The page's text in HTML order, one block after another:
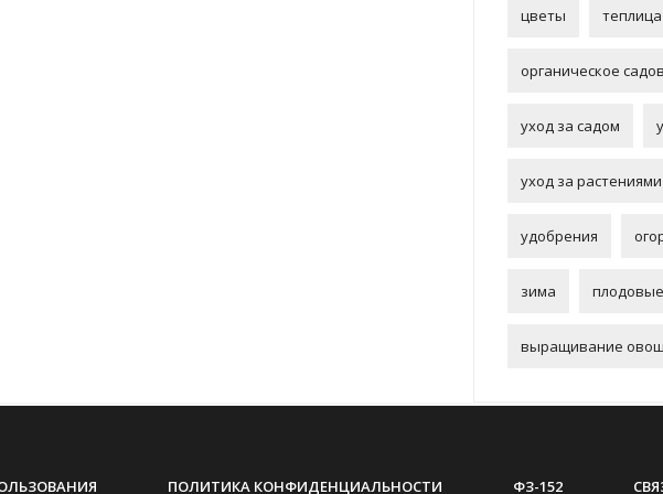
цветы теплица
органическое
уход за садом
уход за растениями
удобрения
зима
выращивание
ПОЛИТИКА КОНФИДЕНЦИАЛЬНОСТИ ФЗ-152